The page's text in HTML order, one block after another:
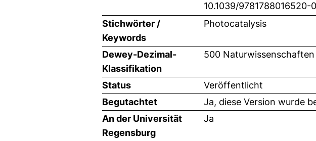
10.1039/9781788016520-
Stichwörter /
Keywords
Photocatalysis
Dewey-Dezimal-
Klassifikation
500
Status
Veröffentlicht
Begutachtet
Ja, diese Version wurde
An der Universität
Regensburg
Ja